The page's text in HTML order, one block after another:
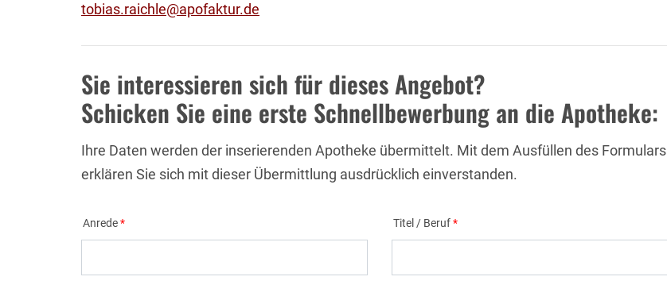
tobias.raichle@apofaktur.de
Sie interessieren sich für dieses Angebot?
Schicken Sie eine erste Schnellbewerbung an die Apotheke:
Ihre Daten werden der inserierenden Apotheke übermittelt. Mit dem Ausfüllen des Formulars
erklären Sie sich mit dieser Übermittlung ausdrücklich einverstanden.
Anrede Titel / Beruf